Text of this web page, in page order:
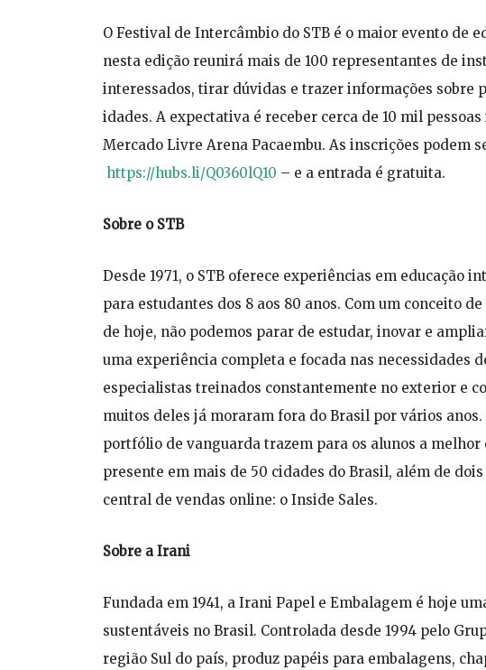
O Festival de Intercâmbio do STB é o maior evento de
nesta edição reunirá mais de 100 representantes de
interessados, tirar dúvidas e trazer informações sobre
idades. A expectativa é receber cerca de 10 mil
Mercado Livre Arena Pacaembu. As inscrições podem
https://hubs.li/Q0360lQ10 – e a entrada é gratuita.
Sobre o STB
Desde 1971, o STB oferece experiências em educação
para estudantes dos 8 aos 80 anos. Com um conceito
de hoje, não podemos parar de estudar, inovar e
uma experiência completa e focada nas necessidades
especialistas treinados constantemente no exterior e
muitos deles já moraram fora do Brasil por vários
portfólio de vanguarda trazem para os alunos a
presente em mais de 50 cidades do Brasil, além de
central de vendas online: o Inside Sales.
Sobre a Irani
Fundada em 1941, a Irani Papel e Embalagem é hoje
sustentáveis no Brasil. Controlada desde 1994 pelo
região Sul do país, produz papéis para embalagens,